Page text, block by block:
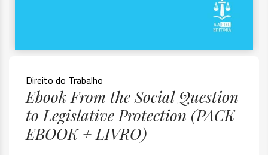
Direito do Trabalho
Ebook From the Social Question
to Legislative Protection (PACK
EBOOK + LIVRO)